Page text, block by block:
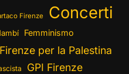
Firenze Concerti
Femminismo
Firenze per la Palestina
GPI Firenze